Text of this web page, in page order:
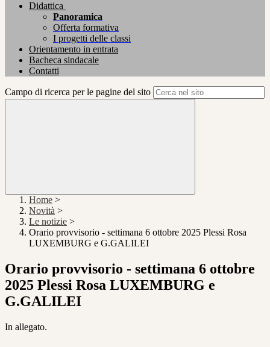
Didattica
Panoramica
Offerta formativa
I progetti delle classi
Orientamento in entrata
Bacheca sindacale
Contatti
Campo di ricerca per le pagine del sito
Home >
Novità >
Le notizie >
Orario provvisorio - settimana 6 ottobre 2025 Plessi Rosa
LUXEMBURG e G.GALILEI
Orario provvisorio - settimana 6 ottobre
2025 Plessi Rosa LUXEMBURG e
G.GALILEI
In allegato.